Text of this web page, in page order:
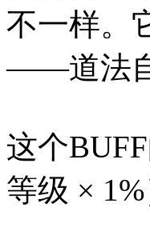
不一样。
——道法自
这个
等级 × 1%